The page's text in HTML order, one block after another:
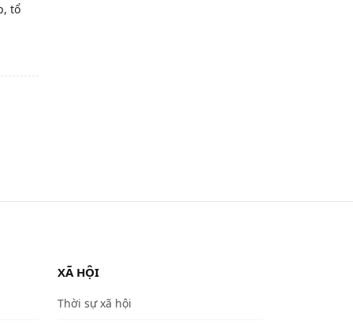
tổ
XÃ HỘI
Thời sự xã hội